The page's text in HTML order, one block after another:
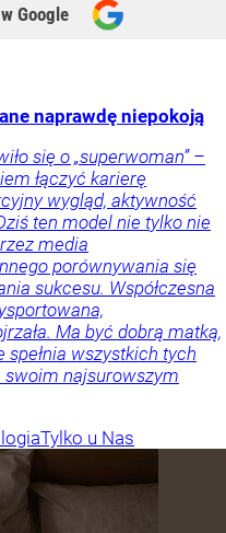
Google
naprawdę niepokoją
się o „superwoman” –
łączyć karierę
wygląd, aktywność
ten model nie tylko nie
media
porównywania się
sukcesu. Współczesna
Ma być dobrą matką,
spełnia wszystkich tych
swoim najsurowszym
Tylko u Nas